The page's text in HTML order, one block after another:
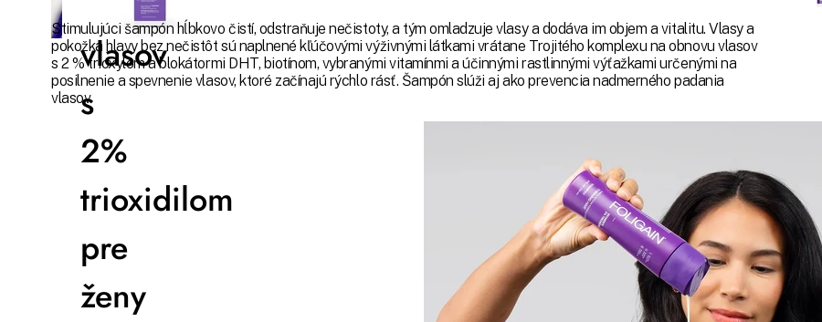
vlasov
s
2%
trioxidilom
pre
ženy
Stimulujúci šampón hĺbkovo čistí, odstraňuje nečistoty, a tým omladzuje vlasy a dodáva im objem a vitalitu. Vlasy a
pokožka hlavy bez nečistôt sú naplnené kľúčovými výživnými látkami vrátane Trojitého komplexu na obnovu vlasov
s 2 % trioxylom a blokátormi DHT, biotínom, vybranými vitamínmi a účinnými rastlinnými výťažkami určenými na
posilnenie a spevnenie vlasov, ktoré začínajú rýchlo rásť. Šampón slúži aj ako prevencia nadmerného padania
vlasov.